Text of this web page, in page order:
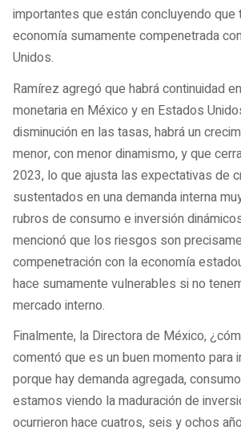
importantes que están concluyendo que
economía sumamente compenetrada
Unidos.
Ramírez agregó que habrá continuidad
monetaria en México y en Estados
disminución en las tasas, habrá un
menor, con menor dinamismo, y que
2023, lo que ajusta las expectativas de
sustentados en una demanda interna
rubros de consumo e inversión
mencionó que los riesgos son
compenetración con la economía
hace sumamente vulnerables si no
mercado interno.
Finalmente, la Directora de México,
comentó que es un buen momento para
porque hay demanda agregada,
estamos viendo la maduración de
ocurrieron hace cuatros, seis y ochos